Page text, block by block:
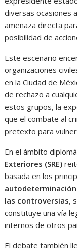
diversas ocasiones
amenaza directa
posibilidad de
Este escenario
organizaciones
en la Ciudad de
de rechazo a
estos grupos, la
que el combate al
pretexto para
En el ámbito
Exteriores (SRE)
basada en los
las controversias,
constituye una vía
internos de otros
El debate también